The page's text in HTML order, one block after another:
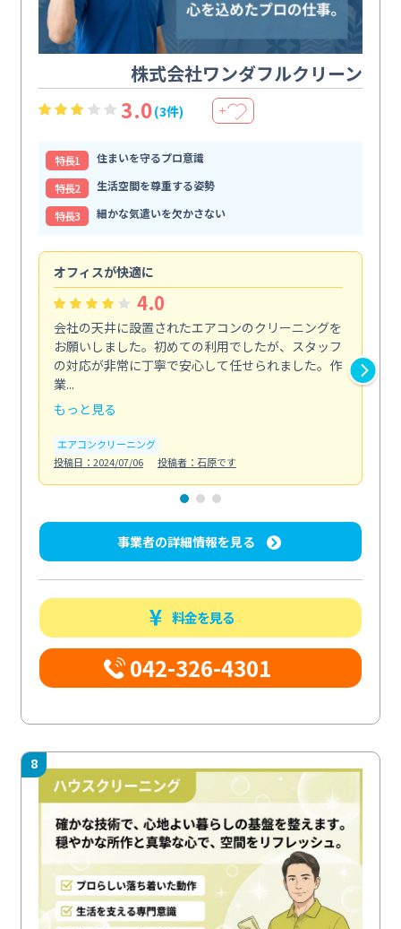
株式会社ワンダフルクリーン
3.0(3件) ＋
特⻑1
住まいを守るプロ意識
特⻑2
生活空間を尊重する姿勢
特⻑3
細かな気遣いを欠かさない
オフィスが快適に
4.0
会社の天井に設置されたエアコンのクリーニングを
お願いしました。初めての利用でしたが、スタッフ
の対応が非常に丁寧で安心して任せられました。作
業...
もっと見る
エアコンクリーニング
投稿日：2024/07/06
投稿者：石原です
事業者の詳細情報を見る
料金を見る
042-326-4301
8